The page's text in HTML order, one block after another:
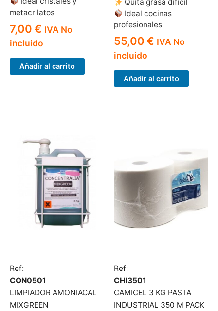
metacrilatos
7,00 € IVA No
incluido
Añadir al carrito
Quita grasa difícil
Ideal cocinas
profesionales
55,00 € IVA No
incluido
Añadir al carrito
Ref:
CON0501
LIMPIADOR AMONIACAL
MIXGREEN
Ref:
CHI3501
CAMICEL 3 KG PASTA
INDUSTRIAL 350 M PACK